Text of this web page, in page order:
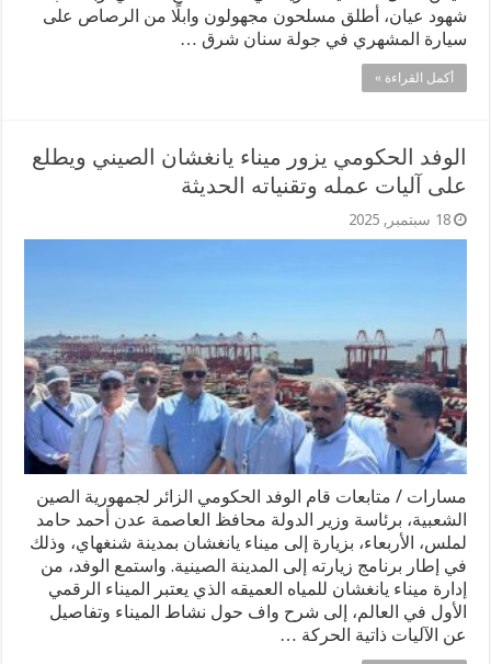
شهود عيان، أطلق مسلحون مجهولون وابلًا من الرصاص على
سيارة المشهري في جولة سنان شرق …
أكمل القراءة »
الوفد الحكومي يزور ميناء يانغشان الصيني ويطلع
على آليات عمله وتقنياته الحديثة
18 سبتمبر, 2025
مسارات / متابعات قام الوفد الحكومي الزائر لجمهورية الصين
الشعبية، برئاسة وزير الدولة محافظ العاصمة عدن أحمد حامد
لملس، الأربعاء، بزيارة إلى ميناء يانغشان بمدينة شنغهاي، وذلك
في إطار برنامج زيارته إلى المدينة الصينية. واستمع الوفد، من
إدارة ميناء يانغشان للمياه العميقه الذي يعتبر الميناء الرقمي
الأول في العالم، إلى شرح واف حول نشاط الميناء وتفاصيل
عن الآليات ذاتية الحركة …